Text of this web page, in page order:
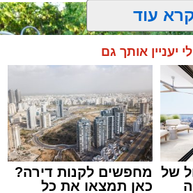
לפקוח עין, להיזהר ולהישמר
עוד
יעניין אותך גם
של
מחפשים לקנות דירה?
כאן תמצאו את כל